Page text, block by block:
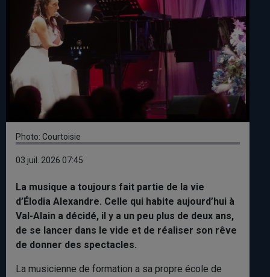
Photo: Courtoisie
03 juil. 2026 07:45
La musique a toujours fait partie de la vie
d’Élodia Alexandre. Celle qui habite aujourd’hui à
Val-Alain a décidé, il y a un peu plus de deux ans,
de se lancer dans le vide et de réaliser son rêve
de donner des spectacles.
La musicienne de formation a sa propre école de